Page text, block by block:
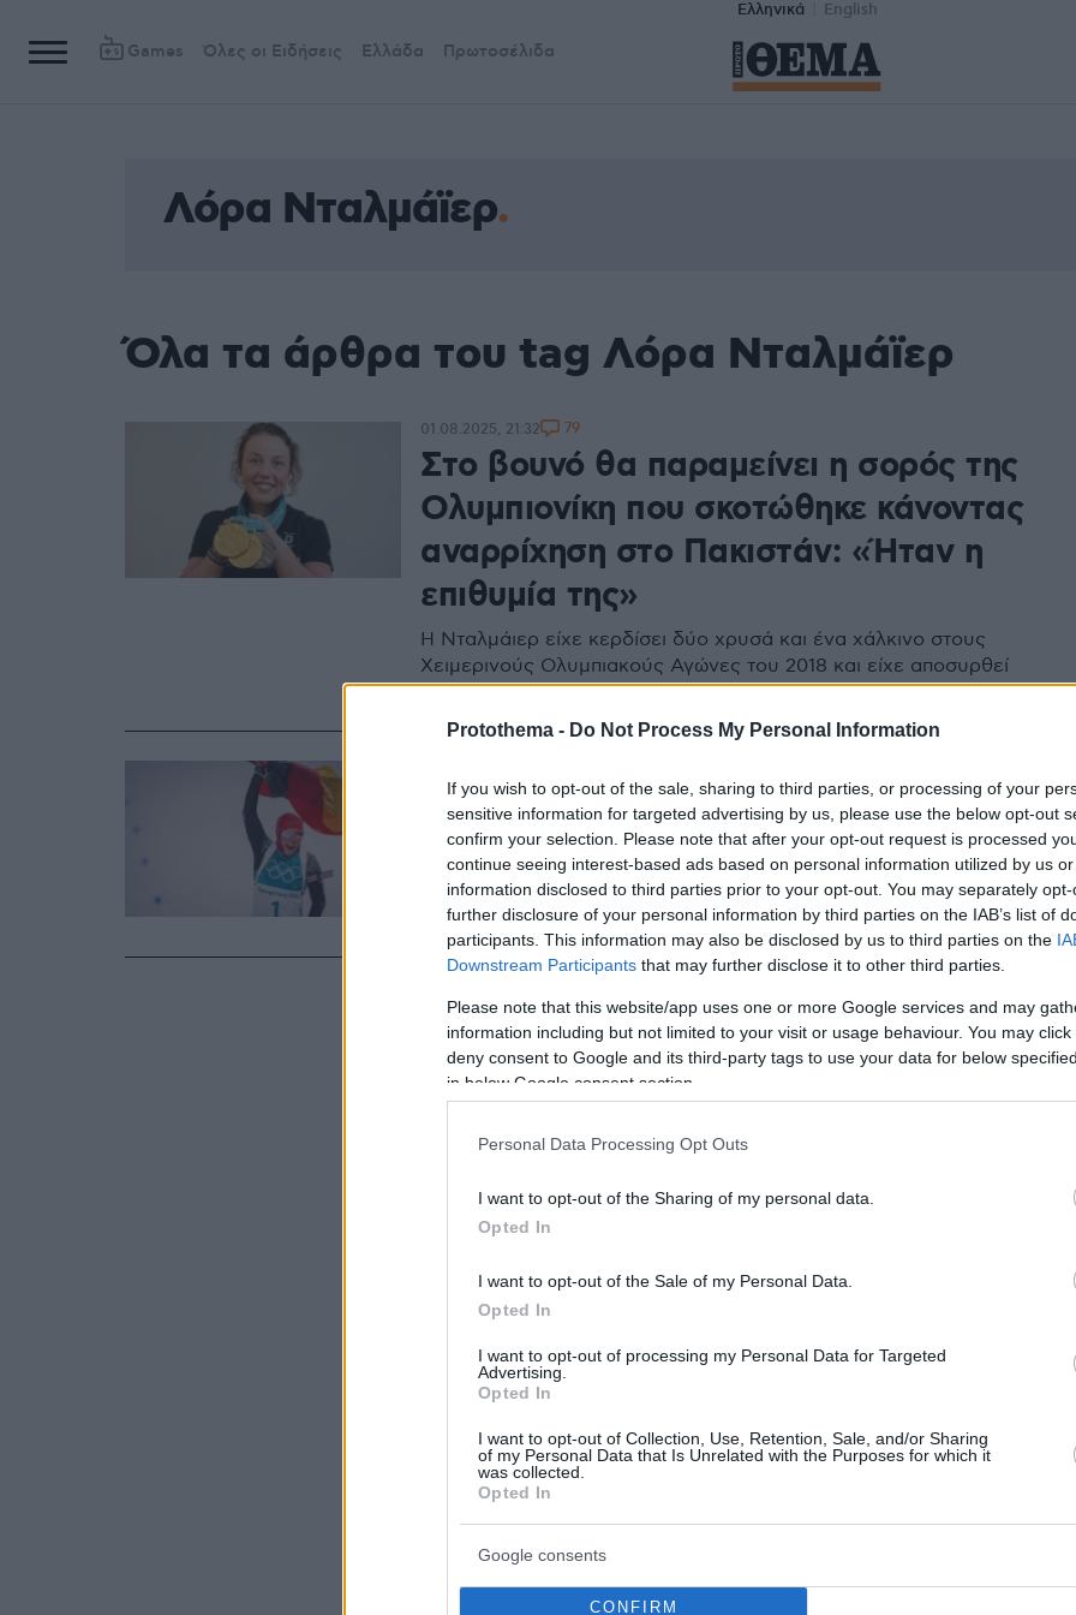
Protothema - Do Not Process My Personal Information
If you wish to opt-out of the sale, sharing to third parties, or processing of your
sensitive information for targeted advertising by us, please use the below opt-out
confirm your selection. Please note that after your opt-out request is processed
continue seeing interest-based ads based on personal information utilized by us
information disclosed to third parties prior to your opt-out. You may separately
further disclosure of your personal information by third parties on the IAB’s list of
participants. This information may also be disclosed by us to third parties on the
Downstream Participants that may further disclose it to other third parties.
Please note that this website/app uses one or more Google services and may
information including but not limited to your visit or usage behaviour. You may
deny consent to Google and its third-party tags to use your data for below
in below Google consent section.
Personal Data Processing Opt Outs
I want to opt-out of the Sharing of my personal data.
Opted In
I want to opt-out of the Sale of my Personal Data.
Opted In
I want to opt-out of processing my Personal Data for Targeted
Advertising.
Opted In
I want to opt-out of Collection, Use, Retention, Sale, and/or Sharing
of my Personal Data that Is Unrelated with the Purposes for which it
was collected.
Opted In
Google consents
CONFIRM
Ελληνικά English
Games Όλες οι Ειδήσεις Ελλάδα Πρωτοσέλιδα
Λόρα Νταλμάϊερ
Όλα τα άρθρα του tag Λόρα Νταλμάϊερ
Στο βουνό θα παραμείνει η σορός της
Ολυμπιονίκη που σκοτώθηκε κάνοντας
αναρρίχηση στο Πακιστάν: «Ήταν η
επιθυμία της»
Η Νταλμάιερ είχε κερδίσει δύο χρυσά και ένα χάλκινο στους
Χειμερινούς Ολυμπιακούς Αγώνες του 2018 και είχε αποσυρθεί
από την ενεργό δράση το 2019
01.08.2025, 21:32 79
Χρυσή Ολυμπιονίκης του διάθλου
βρέθηκε νεκρή σε βουνό στο Πακιστάν
Η Λόρα Νταλμάϊερ έκανε ορειβασία στην κοιλάδα Χούσε του
Πακιστάν, όταν ένας βράχος την καταπλάκωσε